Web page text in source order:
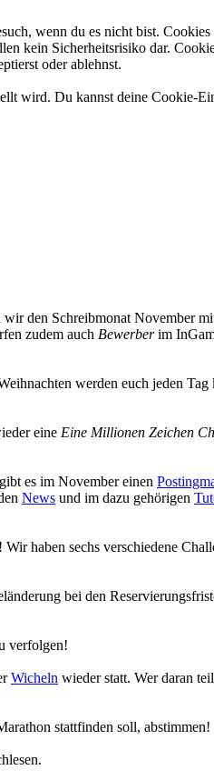
wenn du es nicht bist.
kein Sicherheitsrisiko dar.
oder ablehnst.
wird. Du kannst deine Cookie-
den Schreibmonat November
zudem auch Bewerberim
werden euch jeden
eine Eine Millionen Zeichen
es im November einen
News und im dazu gehörigen
haben sechs verschiedene
bei den
verfolgen!
Wicheln wieder statt. Wer daran
stattfinden soll, abstimmen!